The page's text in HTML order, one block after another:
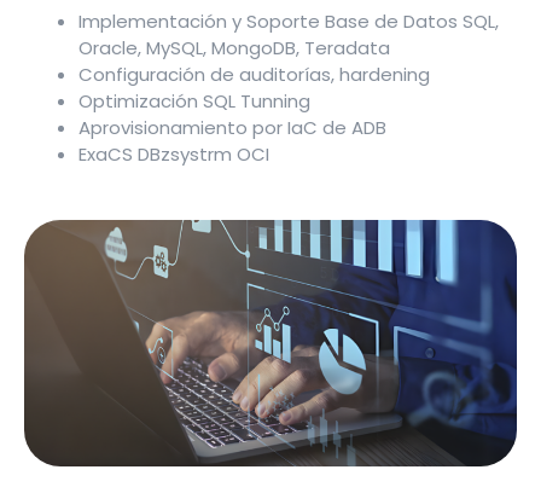
Implementación y Soporte Base de Datos SQL,
Oracle, MySQL, MongoDB, Teradata
Configuración de auditorías, hardening
Optimización SQL Tunning
Aprovisionamiento por IaC de ADB
ExaCS DBzsystrm OCI